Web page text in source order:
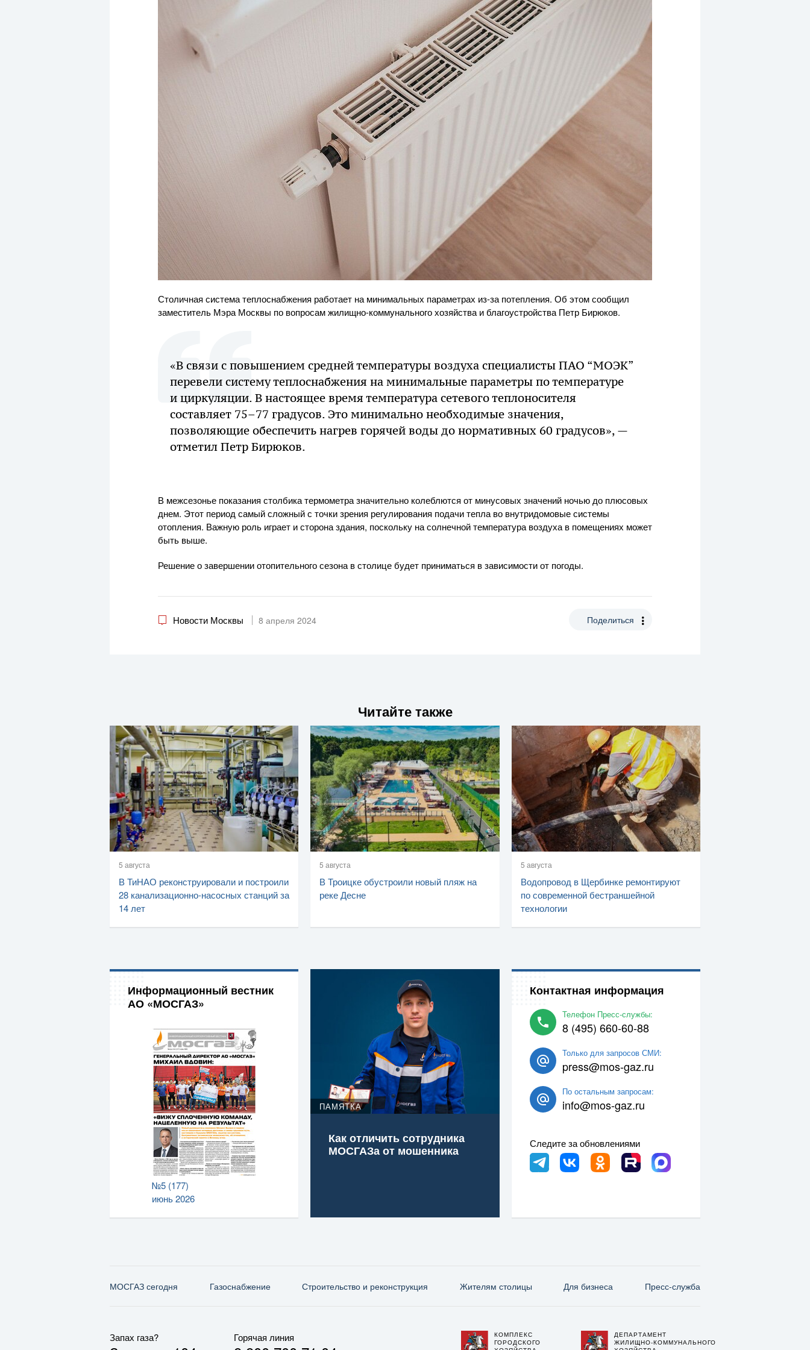
Столичная система теплоснабжения работает на минимальных параметрах из-за потепления. Об этом сообщил
заместитель Мэра Москвы по вопросам жилищно-коммунального хозяйства и благоустройства Петр Бирюков.
«В связи с повышением средней температуры воздуха специалисты ПАО “МОЭК”
перевели систему теплоснабжения на минимальные параметры по температуре
и циркуляции. В настоящее время температура сетевого теплоносителя
составляет 75–77 градусов. Это минимально необходимые значения,
позволяющие обеспечить нагрев горячей воды до нормативных 60 градусов», —
отметил Петр Бирюков.
В межсезонье показания столбика термометра значительно колеблются от минусовых значений ночью до плюсовых
днем. Этот период самый сложный с точки зрения регулирования подачи тепла во внутридомовые системы
отопления. Важную роль играет и сторона здания, поскольку на солнечной температура воздуха в помещениях может
быть выше.
Решение о завершении отопительного сезона в столице будет приниматься в зависимости от погоды.
Новости Москвы 8 апреля 2024 Поделиться
Читайте также
5 августа
В ТиНАО реконструировали и построили
28 канализационно-насосных станций за
14 лет
5 августа
В Троицке обустроили новый пляж на
реке Десне
5 августа
Водопровод в Щербинке ремонтируют
по современной бестраншейной
технологии
Информационный вестник
АО «МОСГАЗ»
№5 (177)
июнь 2026
ПАМЯТКА
Как отличить сотрудника
МОСГАЗа от мошенника
Контактная информация
Телефон Пресс-службы:
8 (495) 660-60-88
Только для запросов СМИ:
press@mos-gaz.ru
По остальным запросам:
info@mos-gaz.ru
Следите за обновлениями
МОСГАЗ сегодня Газо­снабжение Строительство и реконструкция Жителям столицы Для бизнеса Пресс-служба
Запах газа? Горячая линия
КОМПЛЕКС
ГОРОДСКОГО
ДЕПАРТАМЕНТ
ЖИЛИЩНО-КОММУНАЛЬНОГО